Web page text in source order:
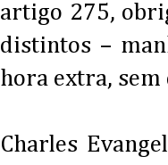
artigo 275,
distintos –
hora extra,
Charles